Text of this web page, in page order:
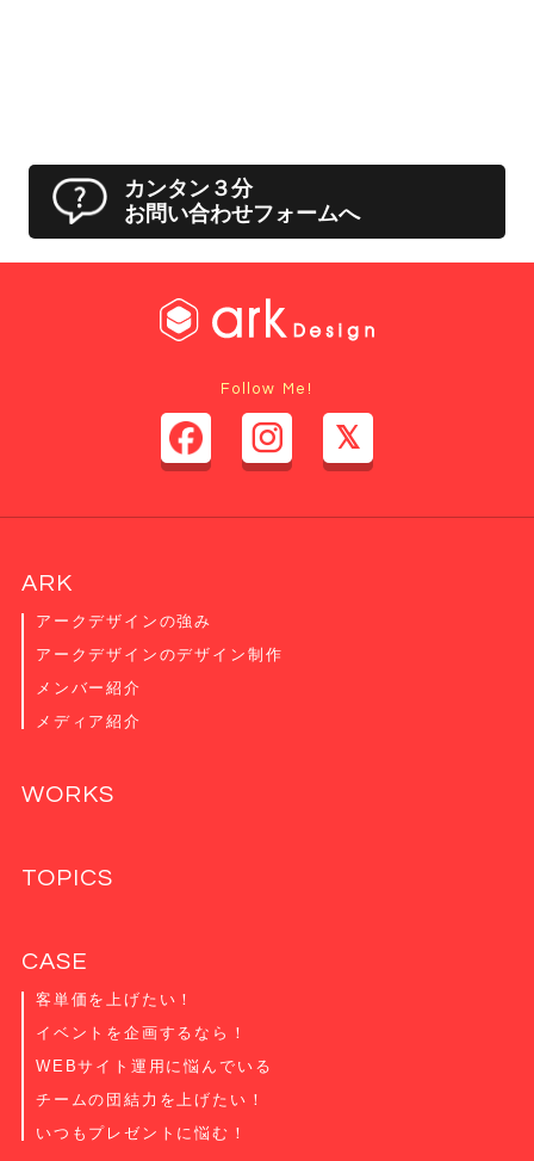
カンタン３分
お問い合わせフォームへ
Follow Me!
ARK
アークデザインの強み
アークデザインのデザイン制作
メンバー紹介
メディア紹介
WORKS
TOPICS
CASE
客単価を上げたい！
イベントを企画するなら！
WEBサイト運用に悩んでいる
チームの団結力を上げたい！
いつもプレゼントに悩む！